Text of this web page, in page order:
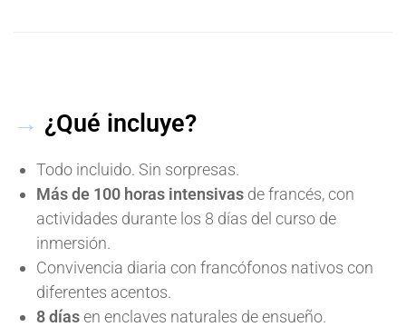
→ ¿Qué incluye?
Todo incluido. Sin sorpresas.
Más de 100 horas intensivas de francés, con
actividades durante los 8 días del curso de
inmersión.
Convivencia diaria con francófonos nativos con
diferentes acentos.
8 díasen enclaves naturales de ensueño.